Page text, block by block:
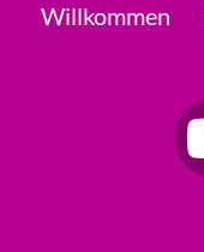
Willkommen